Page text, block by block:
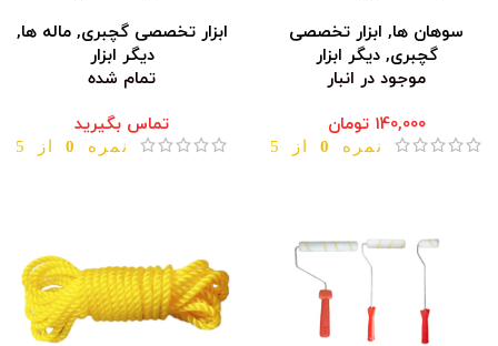
سوهان ها, ابزار تخصصی
گچبری,دیگر ابزار
موجود در انبار
140,000 تومان
نمره 0 از 5
ابزار تخصصی گچبری,ماله ها,
دیگر ابزار
تمام شده
تماس بگیرید
نمره 0 از 5